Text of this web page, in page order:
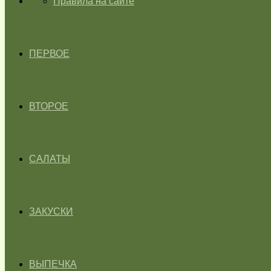
ПЕРВОЕ
ВТОРОЕ
САЛАТЫ
ЗАКУСКИ
ВЫПЕЧКА